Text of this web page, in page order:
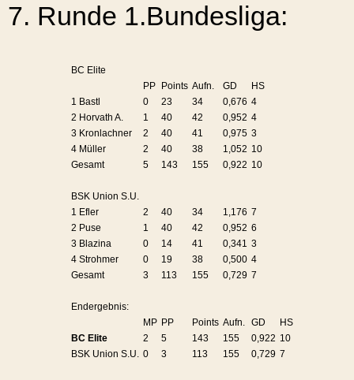
7. Runde 1.Bundesliga:
BC Elite
PP
Points Aufn. GD
HS
1 Bastl
0 23 34 0,676 4
2 Horvath A.
1 40 42 0,952 4
3 Kronlachner
2 40 41 0,975 3
4 Müller
2 40 38 1,052 10
Gesamt
5 143 155 0,922 10
BSK Union S.U.
1 Efler
2 40 34 1,176 7
2 Puse
1 40 42 0,952 6
3 Blazina
0 14 41 0,341 3
4 Strohmer
0 19 38 0,500 4
Gesamt
3 113 155 0,729 7
Endergebnis:
MP PP Points Aufn. GD
HS
BC Elite
2 5 143 155 0,922 10
BSK Union S.U. 0 3 113 155 0,729 7